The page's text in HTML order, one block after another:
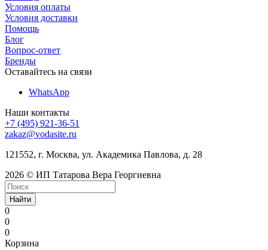
Условия оплаты
Условия доставки
Помощь
Блог
Вопрос-ответ
Бренды
Оставайтесь на связи
WhatsApp
Наши контакты
+7 (495) 921-36-51
zakaz@vodasite.ru
121552, г. Москва, ул. Академика Павлова, д. 28
2026 © ИП Татарова Вера Георгиевна
Найти
0
0
0
Корзина